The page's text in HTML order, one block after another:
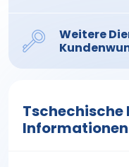
Weitere
Tschechische
Informationen